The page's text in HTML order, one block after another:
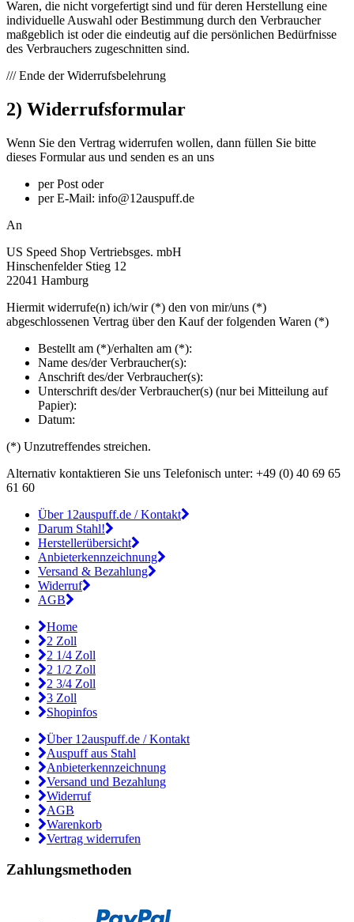
Waren, die nicht vorgefertigt sind und für deren Herstellung eine
individuelle Auswahl oder Bestimmung durch den Verbraucher
maßgeblich ist oder die eindeutig auf die persönlichen Bedürfnisse
des Verbrauchers zugeschnitten sind.
/// Ende der Widerrufsbelehrung
2) Widerrufsformular
Wenn Sie den Vertrag widerrufen wollen, dann füllen Sie bitte
dieses Formular aus und senden es an uns
per Post oder
per E-Mail: info@12auspuff.de
An
US Speed Shop Vertriebsges. mbH
Hinschenfelder Stieg 12
22041 Hamburg
Hiermit widerrufe(n) ich/wir (*) den von mir/uns (*)
abgeschlossenen Vertrag über den Kauf der folgenden Waren (*)
Bestellt am (*)/erhalten am (*):
Name des/der Verbraucher(s):
Anschrift des/der Verbraucher(s):
Unterschrift des/der Verbraucher(s) (nur bei Mitteilung auf
Papier):
Datum:
(*) Unzutreffendes streichen.
Alternativ kontaktieren Sie uns Telefonisch unter: +49 (0) 40 69 65
61 60
Über 12auspuff.de / Kontakt
Darum Stahl!
Herstellerübersicht
Anbieterkennzeichnung
Versand & Bezahlung
Widerruf
AGB
Home
2 Zoll
2 1/4 Zoll
2 1/2 Zoll
2 3/4 Zoll
3 Zoll
Shopinfos
Über 12auspuff.de / Kontakt
Auspuff aus Stahl
Anbieterkennzeichnung
Versand und Bezahlung
Widerruf
AGB
Warenkorb
Vertrag widerrufen
Zahlungsmethoden